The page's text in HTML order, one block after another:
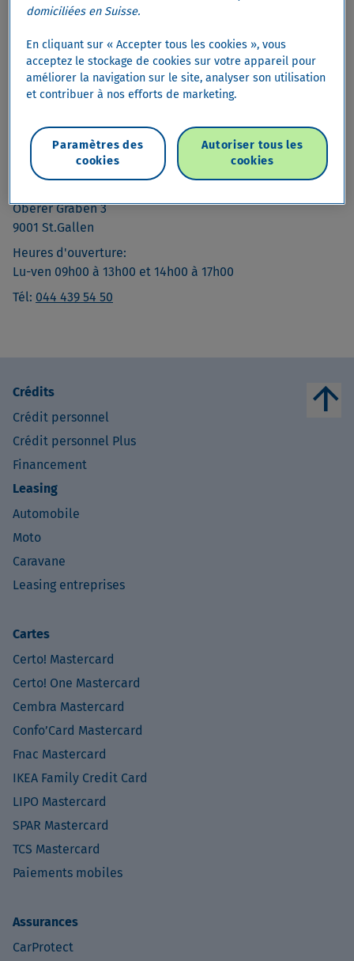
Contact
Oberer Graben 3
9001 St.Gallen
Heures d'ouverture:
Lu-ven 09h00 à 13h00 et 14h00 à 17h00
Tél: 044 439 54 50
Crédits
Crédit personnel
Crédit personnel Plus
Financement
Leasing
Automobile
Moto
Caravane
Leasing entreprises
Cartes
Certo! Mastercard
Certo! One Mastercard
Cembra Mastercard
Confo’Card Mastercard
Fnac Mastercard
IKEA Family Credit Card
LIPO Mastercard
SPAR Mastercard
TCS Mastercard
Paiements mobiles
Assurances
CarProtect
arrow_upward
domiciliées en Suisse.
En cliquant sur « Accepter tous les cookies », vous
acceptez le stockage de cookies sur votre appareil pour
améliorer la navigation sur le site, analyser son utilisation
et contribuer à nos efforts de marketing.
Autoriser tous les
cookies
Paramètres des
cookies